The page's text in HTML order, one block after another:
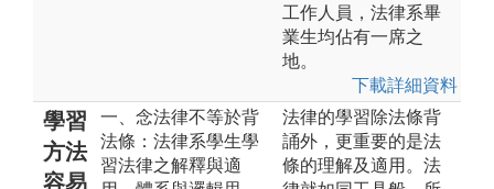
工作人員，法律系畢
業生均佔有一席之
地。
下載詳細資料
學習
方法
容易
一、念法律不等於背
法條：法律系學生學
習法律之解釋與適
法律的學習除法條背
誦外，更重要的是法
條的理解及適用。法